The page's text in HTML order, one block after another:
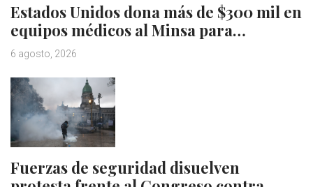
Estados Unidos dona más de $300 mil en
equipos médicos al Minsa para…
6 agosto, 2026
Fuerzas de seguridad disuelven